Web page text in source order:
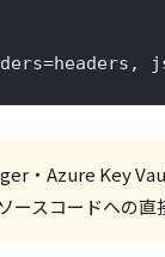
・Azure Key
ースコードへの直